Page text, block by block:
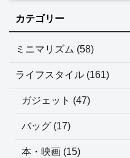
カテゴリー
ミニマリズム (58)
ライフスタイル (161)
ガジェット (47)
バッグ (17)
本・映画 (15)